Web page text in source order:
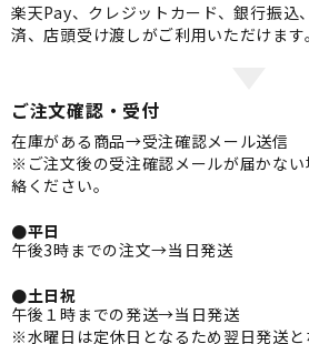
楽天Pay、クレジットカード、銀行振込
済、店頭受け渡しがご利用いただけます。
ご注文確認・受付
在庫がある商品→受注確認メール送信
※ご注文後の受注確認メールが届かな
絡ください。
●平日
午後3時までの注文→当日発送
●土日祝
午後１時までの発送→当日発送
※水曜日は定休日となるため翌日発送と